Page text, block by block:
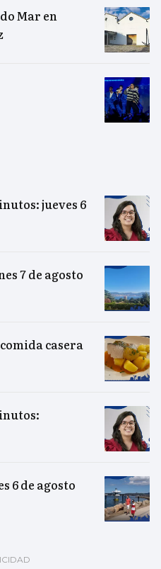
Mar en
jueves 6
7 de agosto
casera
6 de agosto